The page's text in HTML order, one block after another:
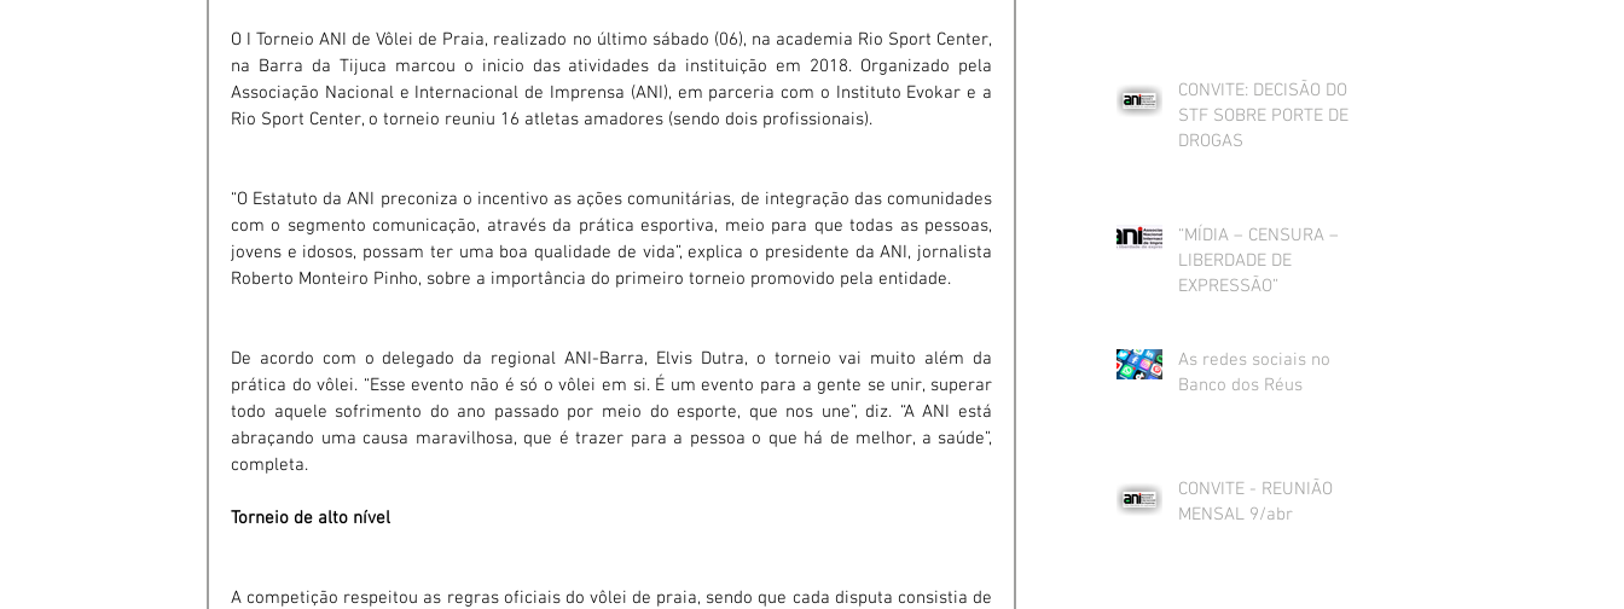
O I Torneio ANI de Vôlei de Praia, realizado no último sábado (06), na academia Rio Sport Center,
na Barra da Tijuca marcou o inicio das atividades da instituição em 2018. Organizado pela
Associação Nacional e Internacional de Imprensa (ANI), em parceria com o Instituto Evokar e a
Rio Sport Center, o torneio reuniu 16 atletas amadores (sendo dois profissionais).
“O Estatuto da ANI preconiza o incentivo as ações comunitárias, de integração das comunidades
com o segmento comunicação, através da prática esportiva, meio para que todas as pessoas,
jovens e idosos, possam ter uma boa qualidade de vida”, explica o presidente da ANI, jornalista
Roberto Monteiro Pinho, sobre a importância do primeiro torneio promovido pela entidade.
De acordo com o delegado da regional ANI-Barra, Elvis Dutra, o torneio vai muito além da
prática do vôlei. “Esse evento não é só o vôlei em si. É um evento para a gente se unir, superar
todo aquele sofrimento do ano passado por meio do esporte, que nos une”, diz. “A ANI está
abraçando uma causa maravilhosa, que é trazer para a pessoa o que há de melhor, a saúde”,
completa.
Torneio de alto nível
A competição respeitou as regras oficiais do vôlei de praia, sendo que cada disputa consistia de
CONVITE: DECISÃO DO
STF SOBRE PORTE DE
DROGAS
“MÍDIA – CENSURA –
LIBERDADE DE
EXPRESSÃO”
As redes sociais no
Banco dos Réus
CONVITE - REUNIÃO
MENSAL 9/abr